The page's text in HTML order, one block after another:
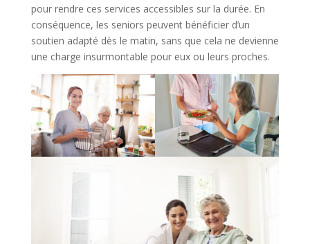
pour rendre ces services accessibles sur la durée. En
conséquence, les seniors peuvent bénéficier d’un
soutien adapté dès le matin, sans que cela ne devienne
une charge insurmontable pour eux ou leurs proches.